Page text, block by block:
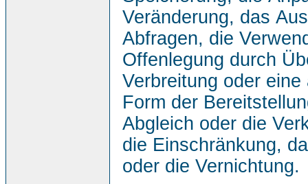
Veränderung, das
Abfragen, die
Offenlegung durch
Verbreitung oder eine
Form der
Abgleich oder die
die Einschränkung,
oder die Vernichtung.